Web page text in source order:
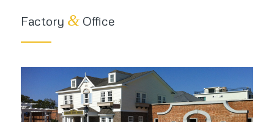
Factory &Office